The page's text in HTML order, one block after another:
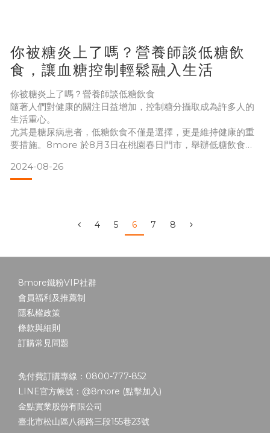
您好，我是 8more 創辦人林益慶。去年，8more第一次與唐
氏基金會攜手推出聯合公益禮盒，希望藉此機會，帶領大家發
現那些被隱藏的天賦。因為我們深信，自信來自於擁有付出的
能力，而這正是讓世界變得更美好的關鍵。
今年，點點善的Mark告訴我，他們正在推動2024的公益
你被糖炎上了嗎？營養師談低糖飲
食，讓血糖控制輕鬆融入生活
你被糖炎上了嗎？營養師談低糖飲食
隨著人們對健康的關注日益增加，控制糖分攝取成為許多人的
生活重心。
尤其是糖尿病患者，低糖飲食不僅是選擇，更是維持健康的重
要措施。8more 於8月3日在桃園春日門市，舉辦低糖飲食專
驗，並有台灣第一家打造無添加、無精緻糖的益生元巧克力品
牌「404Oligo」，以及全台最大糖尿病照護 App「智抗
解。Angela以對珍珠奶茶
2024-08-26
4 5 6 7 8
8more鐵粉VIP社群
會員福利及推薦制
隱私權政策
條款與細則
訂購常見問題
免付費訂購專線：0800-777-852
LINE官方帳號：@8more (點擊加入)
金點實業股份有限公司
臺北市松山區八德路三段155巷23號